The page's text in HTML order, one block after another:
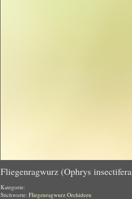
Fliegenragwurz (Ophrys
Kategorie:
Stichworte: Fliegenragwurz Orchideen